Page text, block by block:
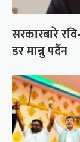
सरकारबारे
डर मान्नु पर्दैन